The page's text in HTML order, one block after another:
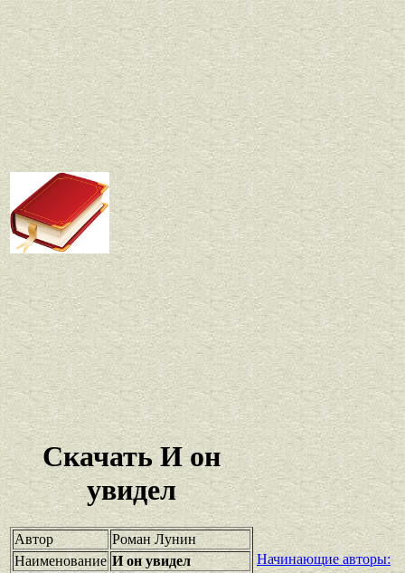
Скачать И он
увидел
Автор
Роман Лунин
Наименование И он увидел Начинающие авторы: